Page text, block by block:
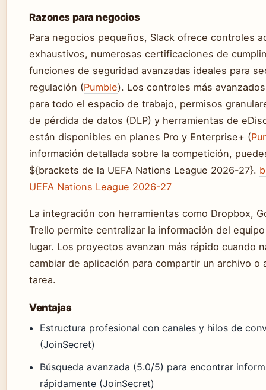
Razones para negocios
Para negocios pequeños, Slack ofrece controles
exhaustivos, numerosas certificaciones de
funciones de seguridad avanzadas ideales para
regulación (Pumble). Los controles más
para todo el espacio de trabajo, permisos
de pérdida de datos (DLP) y herramientas de
están disponibles en planes Pro y Enterprise+ (
información detallada sobre la competición,
${brackets de la UEFA Nations League 2026-27}.
UEFA Nations League 2026-27
La integración con herramientas como Dropbox,
Trello permite centralizar la información del
lugar. Los proyectos avanzan más rápido cuando
cambiar de aplicación para compartir un archivo o
tarea.
Ventajas
Estructura profesional con canales y hilos de
(JoinSecret)
Búsqueda avanzada (5.0/5) para encontrar
rápidamente (JoinSecret)